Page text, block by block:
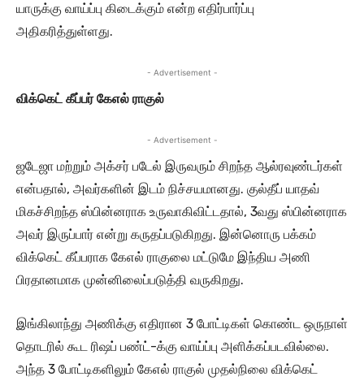
யாருக்கு வாய்ப்பு கிடைக்கும் என்ற எதிர்பார்ப்பு
அதிகரித்துள்ளது.
- Advertisement -
விக்கெட் கீப்பர் கேஎல் ராகுல்
- Advertisement -
ஜடேஜா மற்றும் அக்சர் படேல் இருவரும் சிறந்த ஆல்ரவுண்டர்கள்
என்பதால், அவர்களின் இடம் நிச்சயமானது. குல்தீப் யாதவ்
மிகச்சிறந்த ஸ்பின்னராக உருவாகிவிட்டதால், 3வது ஸ்பின்னராக
அவர் இருப்பார் என்று கருதப்படுகிறது. இன்னொரு பக்கம்
விக்கெட் கீப்பராக கேஎல் ராகுலை மட்டுமே இந்திய அணி
பிரதானமாக முன்னிலைப்படுத்தி வருகிறது.
இங்கிலாந்து அணிக்கு எதிரான 3 போட்டிகள் கொண்ட ஒருநாள்
தொடரில் கூட ரிஷப் பண்ட்-க்கு வாய்ப்பு அளிக்கப்படவில்லை.
அந்த 3 போட்டிகளிலும் கேஎல் ராகுல் முதல்நிலை விக்கெட்